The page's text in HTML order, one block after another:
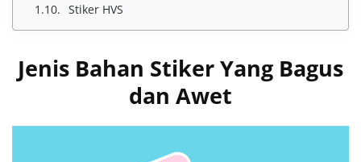
Stiker HVS
Jenis Bahan Stiker Yang Bagus
dan Awet